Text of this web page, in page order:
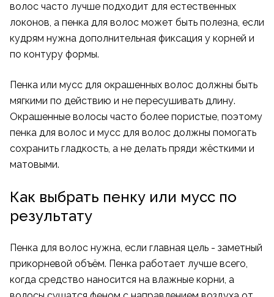
волос часто лучше подходит для естественных
локонов, а пенка для волос может быть полезна, если
кудрям нужна дополнительная фиксация у корней и
по контуру формы.
Пенка или мусс для окрашенных волос должны быть
мягкими по действию и не пересушивать длину.
Окрашенные волосы часто более пористые, поэтому
пенка для волос и мусс для волос должны помогать
сохранить гладкость, а не делать пряди жёсткими и
матовыми.
Как выбрать пенку или мусс по
результату
Пенка для волос нужна, если главная цель - заметный
прикорневой объём. Пенка работает лучше всего,
когда средство наносится на влажные корни, а